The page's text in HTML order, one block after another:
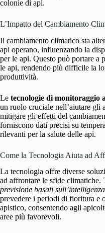
colonie di api.
L’Impatto del Cambiamento
Il cambiamento climatico sta
api operano, influenzando la
per le api. Questo può portare a
le api, rendendo più difficile la
produttività.
Le tecnologie di monitoraggio
un ruolo cruciale nell’aiutare gli
mitigare gli effetti del
forniscono dati precisi su
rilevanti per la salute delle api.
Come la Tecnologia Aiuta ad
La tecnologia offre diverse
ad affrontare le sfide climatiche.
previsione basati
prevedere i periodi di fioritura e
apistico, consentendo agli
aree più favorevoli.